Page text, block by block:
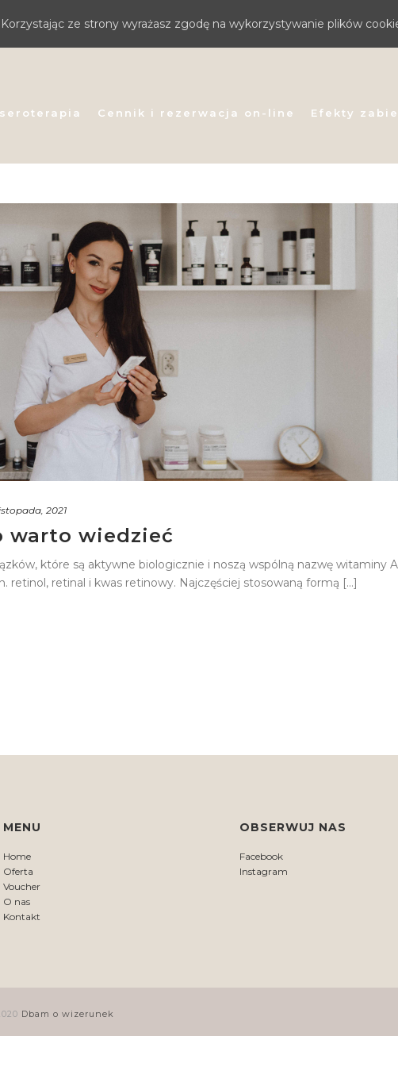
Cennik i rezerwacja on-line Efekty
2021
warto wiedzieć
które są aktywne biologicznie i noszą wspólną nazwę witaminy
retinol, retinal i kwas retinowy. Najczęściej stosowaną formą [...]
MENU
Home
Oferta
Voucher
O nas
Kontakt
OBSERWUJ NAS
Facebook
Instagram
Dbam o wizerunek
ze strony wyrażasz zgodę na wykorzystywanie plików